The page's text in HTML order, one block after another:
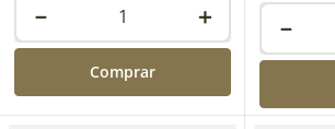
＋
－
Comprar
－